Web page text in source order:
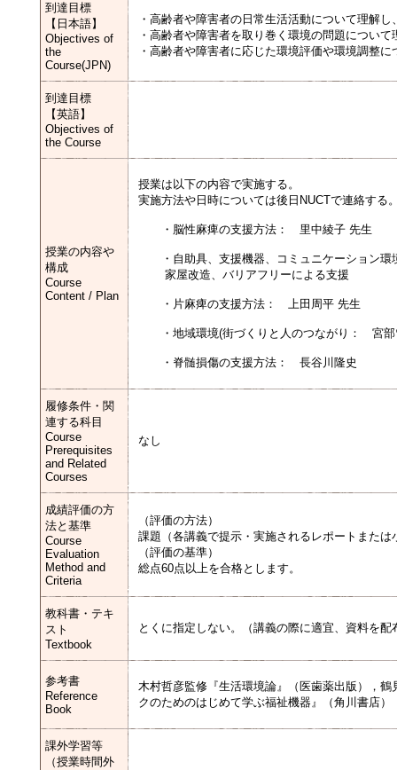
到達目標
【日本語】
Objectives of
the
Course(JPN)
・高齢者や障害者の日常生活活動について理解し
・高齢者や障害者を取り巻く環境の問題につい
・高齢者や障害者に応じた環境評価や環境調整
到達目標
【英語】
Objectives of
the Course
授業の内容や
構成
Course
Content / Plan
授業は以下の内容で実施する。
実施方法や日時については後日NUCTで連絡する
・脳性麻痺の支援方法： 里中綾子 先生
・自助具、支援機器、コミュニケーション
家屋改造、バリアフリーによる支援
・片麻痺の支援方法： 上田周平 先生
・地域環境(街づくりと人のつながり： 宮
・脊髄損傷の支援方法： 長谷川隆史
履修条件・関
連する科目
Course
Prerequisites
and Related
Courses
なし
成績評価の方
法と基準
Course
Evaluation
Method and
Criteria
（評価の方法）
課題（各講義で提示・実施されるレポートまた
（評価の基準）
総点60点以上を合格とします。
教科書・テキ
スト
Textbook
とくに指定しない。（講義の際に適宜、資料を配
参考書
Reference
Book
木村哲彦監修『生活環境論』（医歯薬出版），
クのためのはじめて学ぶ福祉機器』（角川書店）
課外学習等
（授業時間外